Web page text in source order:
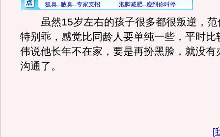
虽然15岁左右的孩子很多都很叛逆，范
特别乖，感觉比同龄人要单纯一些，平时比
伟说他长年不在家，要是再扮黑脸，就没有
沟通了。
[